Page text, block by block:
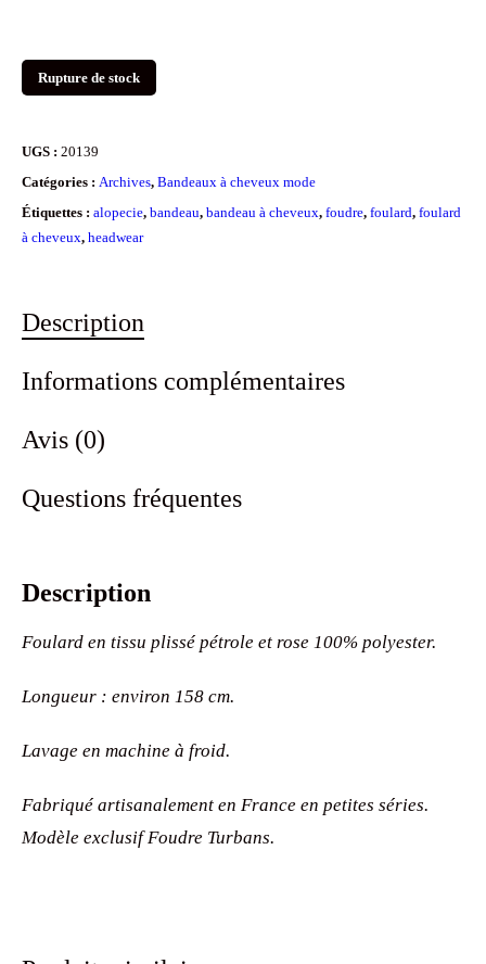
Rupture de stock
UGS : 20139
Catégories : Archives, Bandeaux à cheveux mode
Étiquettes : alopecie, bandeau, bandeau à cheveux, foudre, foulard, foulard
à cheveux, headwear
Description
Informations complémentaires
Avis (0)
Questions fréquentes
Description
Foulard en tissu plissé pétrole et rose 100% polyester.
Longueur : environ 158 cm.
Lavage en machine à froid.
Fabriqué artisanalement en France en petites séries.
Modèle exclusif Foudre Turbans.